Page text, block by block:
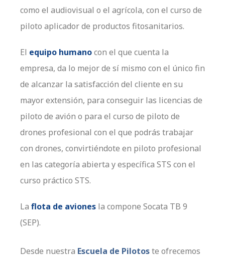
como el audiovisual o el agrícola, con el curso de
piloto aplicador de productos fitosanitarios.
El equipo humanocon el que cuenta la
empresa, da lo mejor de sí mismo con el único fin
de alcanzar la satisfacción del cliente en su
mayor extensión, para conseguir las licencias de
piloto de avión o para el curso de piloto de
drones profesional con el que podrás trabajar
con drones, convirtiéndote en piloto profesional
en las categoría abierta y específica STS con el
curso práctico STS.
La flota de aviones la compone Socata TB 9
(SEP).
Desde nuestra Escuela de Pilotoste ofrecemos